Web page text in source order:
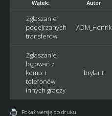
Wątek: Autor
Zgłaszanie
podejrzanych
transferów
ADM_Henrik
Zgłaszanie
logowań z
komp. i
telefonów
innych graczy
brylant
Pokaż wersję do druku